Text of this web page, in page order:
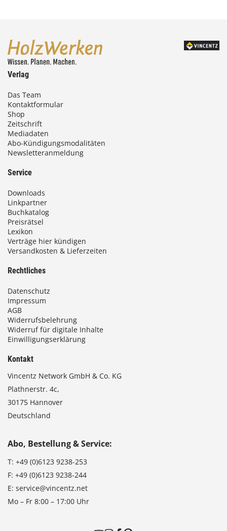
Verlag
Das Team
Kontaktformular
Shop
Zeitschrift
Mediadaten
Abo-Kündigungsmodalitäten
Newsletteranmeldung
Service
Downloads
Linkpartner
Buchkatalog
Preisrätsel
Lexikon
Verträge hier kündigen
Versandkosten & Lieferzeiten
Rechtliches
Datenschutz
Impressum
AGB
Widerrufsbelehrung
Widerruf für digitale Inhalte
Einwilligungserklärung
Kontakt
Vincentz Network GmbH & Co. KG
Plathnerstr. 4c,
30175 Hannover
Deutschland
Abo, Bestellung & Service:
T: +49 (0)6123 9238-253
F: +49 (0)6123 9238-244
E: service@vincentz.net
Mo – Fr 8:00 – 17:00 Uhr